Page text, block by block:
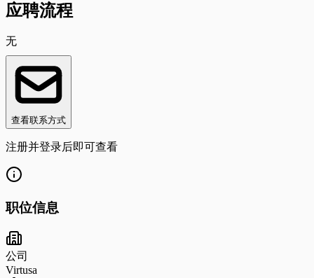
应聘流程
无
查看联系方式
注册并登录后即可查看
职位信息
公司
Virtusa